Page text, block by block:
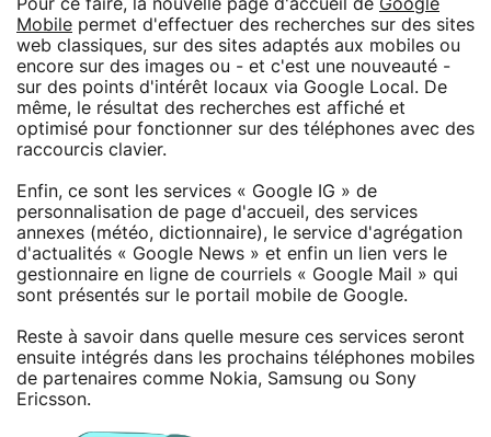
Pour ce faire, la nouvelle page d'accueil de Google
Mobile permet d'effectuer des recherches sur des sites
web classiques, sur des sites adaptés aux mobiles ou
encore sur des images ou - et c'est une nouveauté -
sur des points d'intérêt locaux via Google Local. De
même, le résultat des recherches est affiché et
optimisé pour fonctionner sur des téléphones avec des
raccourcis clavier.
Enfin, ce sont les services « Google IG » de
personnalisation de page d'accueil, des services
annexes (météo, dictionnaire), le service d'agrégation
d'actualités « Google News » et enfin un lien vers le
gestionnaire en ligne de courriels « Google Mail » qui
sont présentés sur le portail mobile de Google.
Reste à savoir dans quelle mesure ces services seront
ensuite intégrés dans les prochains téléphones mobiles
de partenaires comme Nokia, Samsung ou Sony
Ericsson.